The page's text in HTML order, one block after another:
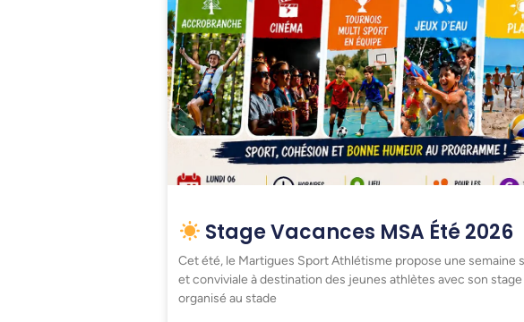
Stage Vacances MSA Été 2026
Cet été, le Martigues Sport Athlétisme propose une semaine
et conviviale à destination des jeunes athlètes avec son stage
organisé au stade